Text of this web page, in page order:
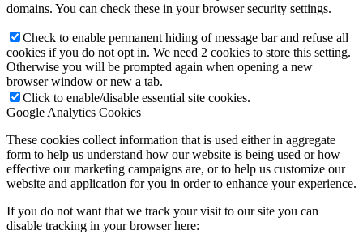
domains. You can check these in your browser security settings.
Check to enable permanent hiding of message bar and refuse all
cookies if you do not opt in. We need 2 cookies to store this setting.
Otherwise you will be prompted again when opening a new
browser window or new a tab.
Click to enable/disable essential site cookies.
Google Analytics Cookies
These cookies collect information that is used either in aggregate
form to help us understand how our website is being used or how
effective our marketing campaigns are, or to help us customize our
website and application for you in order to enhance your experience.
If you do not want that we track your visit to our site you can
disable tracking in your browser here: